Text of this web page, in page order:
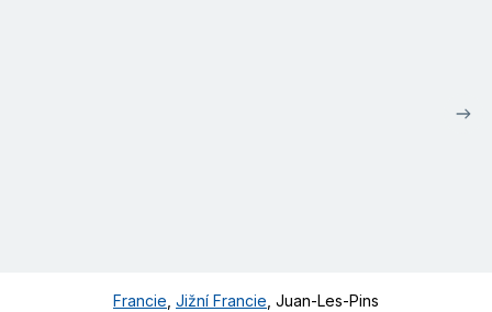
Francie Jižní Francie Juan-Les-Pins